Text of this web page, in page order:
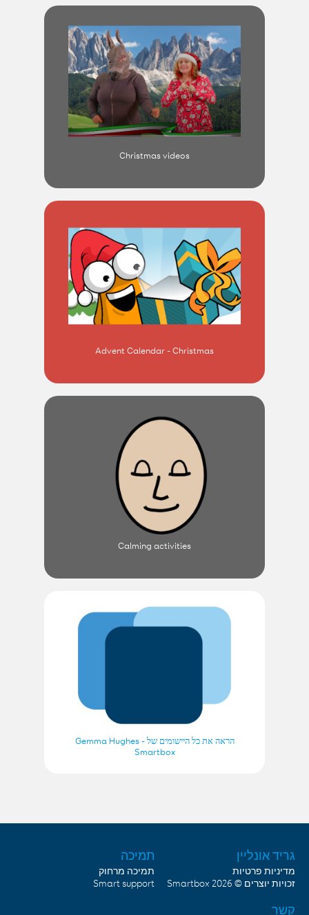
Christmas videos
Advent Calendar - Christmas
Calming activities
הראה את כל היישומים של Gemma Hughes -
Smartbox
גריד אונליין
מדיניות פרטיות
זכויות יוצרים © 2026
Smartbox
תמיכה
תמיכה מרחוק
Smart support
קשר